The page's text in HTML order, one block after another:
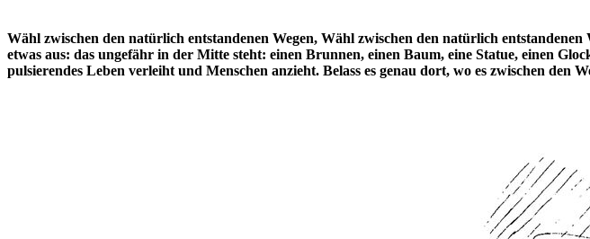
Wähl zwischen den natürlich entstandenen Wegen, Wähl zwischen den natürlich
etwas aus: das ungefähr in der Mitte steht: einen Brunnen, einen Baum, eine Statue, einen
pulsierendes Leben verleiht und Menschen anzieht. Belass es genau dort, wo es zwischen den